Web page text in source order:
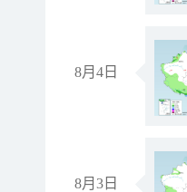
8月4日
8月3日